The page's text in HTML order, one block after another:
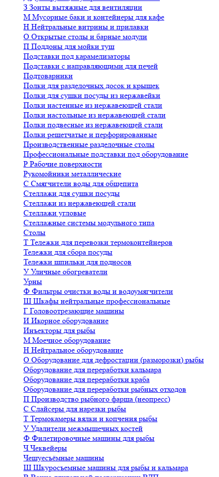
З Зонты вытяжные для вентиляции
М Мусорные баки и контейнеры для кафе
Н Нейтральные витрины и прилавки
О Открытые столы и барные модули
П Поддоны для мойки туш
Подставки под карамелизаторы
Подставки с направляющими для печей
Подтоварники
Полки для разделочных досок и крышек
Полки для сушки посуды из нержавейки
Полки настенные из нержавеющей стали
Полки настольные из нержавеющей стали
Полки подвесные из нержавеющей стали
Полки решетчатые и перфорированные
Производственные разделочные столы
Профессиональные подставки под оборудование
Р Рабочие поверхности
Рукомойники металлические
С Смягчители воды для общепита
Стеллажи для сушки посуды
Стеллажи из нержавеющей стали
Стеллажи угловые
Стеллажные системы модульного типа
Столы
Т Тележки для перевозки термоконтейнеров
Тележки для сбора посуды
Тележки шпильки для подносов
У Уличные обогреватели
Урны
Ф Фильтры очистки воды и водоумягчители
Ш Шкафы нейтральные профессиональные
Г Головоотрезающие машины
И Икорное оборудование
Инъекторы для рыбы
М Моечное оборудование
Н Нейтральное оборудование
О Оборудование для дефростации (разморозки) рыбы
Оборудование для переработки кальмара
Оборудование для переработки краба
Оборудование для переработки рыбных отходов
П Производство рыбного фарша (неопресс)
С Слайсеры для нарезки рыбы
Т Термокамеры вялки и копчения рыбы
У Удалители межмышечных костей
Ф Филетировочные машины для рыбы
ЧЧеквейеры
Чешуесъёмные машины
Ш Шкуросъемные машины для рыбы и кальмара